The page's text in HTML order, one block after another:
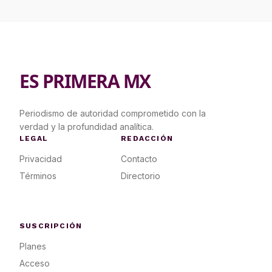
ES PRIMERA MX
Periodismo de autoridad comprometido con la
verdad y la profundidad analítica.
LEGAL
Privacidad
Términos
REDACCIÓN
Contacto
Directorio
SUSCRIPCIÓN
Planes
Acceso